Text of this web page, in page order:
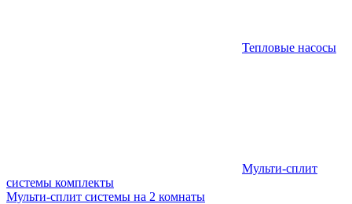
Тепловые насосы
Мульти-сплит
системы комплекты
Мульти-сплит системы на 2 комнаты